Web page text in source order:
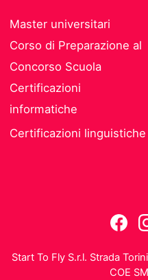
Master universitari
Corso di Preparazione al
Concorso Scuola
Certificazioni
informatiche
Certificazioni linguistiche
Start To Fly S.r.l. Strada
COE